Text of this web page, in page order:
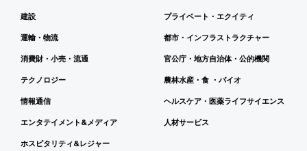
建設
運輸・物流
消費財・小売・流通
テクノロジー
情報通信
エンタテイメント&メディア
ホスピタリティ&レジャー
プライベート・エクイティ
都市・インフラストラクチャー
官公庁・地方自治体・公的機関
農林水産・食 ・バイオ
ヘルスケア・医薬ライフサイエンス
人材サービス